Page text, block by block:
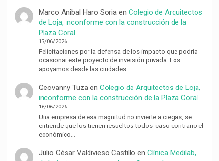
Marco Anibal Haro Soriaen Colegio de Arquitectos
de Loja, inconforme con la construcción de la
Plaza Coral
17/06/2026
Felicitaciones por la defensa de los impacto que podría
ocasionar este proyecto de inversión privada. Los
apoyamos desde las ciudades…
Geovanny Tuzaen Colegio de Arquitectos de Loja,
inconforme con la construcción de la Plaza Coral
16/06/2026
Una empresa de esa magnitud no invierte a ciegas, se
entiende que los tienen resueltos todos, caso contrario el
económico…
Julio César Valdivieso Castillo en Clínica Medilab,